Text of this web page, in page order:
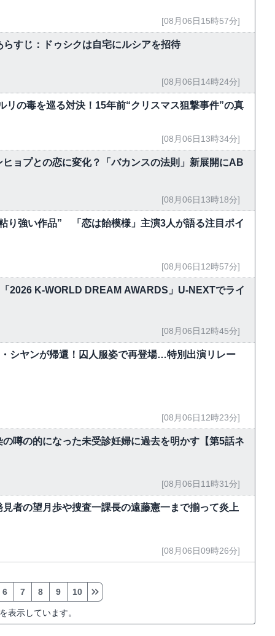
[08月06日15時57分]
すじ：ドゥシクは自宅にルシアを招待
[08月06日14時24分]
の毒を巡る対決！15年前“クリスマス狙撃事件”の真
[08月06日13時34分]
ョプとの恋に変化？「バカンスの法則」新展開にAB
[08月06日13時18分]
り強い作品” 「恋は飴模様」主演3人が語る注目ポイ
[08月06日12時57分]
2026 K-WORLD DREAM AWARDS」U-NEXTでライ
[08月06日12時45分]
シヤンが帰還！囚人服姿で再登場…特別出演リレー
[08月06日12時23分]
噂の的になった未受診妊婦に過去を明かす【第5話ネ
[08月06日11時31分]
者の望月歩や捜査一課長の遠藤憲一まで揃って炎上
[08月06日09時26分]
表示しています。
6 7 8 9 10